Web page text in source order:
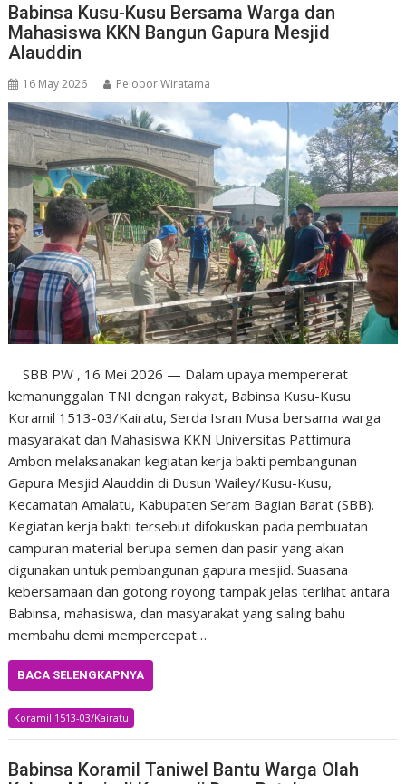
Babinsa Kusu-Kusu Bersama Warga dan
Mahasiswa KKN Bangun Gapura Mesjid
Alauddin
16 May 2026 Pelopor Wiratama
SBB PW , 16 Mei 2026 — Dalam upaya mempererat
kemanunggalan TNI dengan rakyat, Babinsa Kusu-Kusu
Koramil 1513-03/Kairatu, Serda Isran Musa bersama warga
masyarakat dan Mahasiswa KKN Universitas Pattimura
Ambon melaksanakan kegiatan kerja bakti pembangunan
Gapura Mesjid Alauddin di Dusun Wailey/Kusu-Kusu,
Kecamatan Amalatu, Kabupaten Seram Bagian Barat (SBB).
Kegiatan kerja bakti tersebut difokuskan pada pembuatan
campuran material berupa semen dan pasir yang akan
digunakan untuk pembangunan gapura mesjid. Suasana
kebersamaan dan gotong royong tampak jelas terlihat antara
Babinsa, mahasiswa, dan masyarakat yang saling bahu
membahu demi mempercepat…
BACA SELENGKAPNYA
Koramil 1513-03/Kairatu
Babinsa Koramil Taniwel Bantu Warga Olah